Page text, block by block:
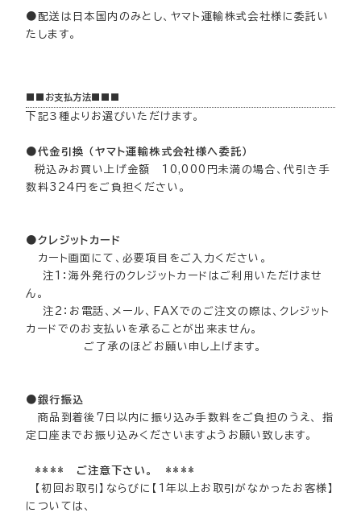
●配送は日本国内のみとし、ヤマト運輸株式会社様に委託い
たします。
■■お支払方法■■■
下記３種よりお選びいただけます。
●代金引換 （ヤマト運輸株式会社様へ委託）
税込みお買い上げ金額 10,000円未満の場合、代引き手
数料324円をご負担ください。
●クレジットカード
カート画面にて、必要項目をご入力ください。
注1：海外発行のクレジットカードはご利用いただけませ
ん。
注2：お電話、メール、FAXでのご注文の際は、クレジット
カードでのお支払いを承ることが出来ません。
ご了承のほどお願い申し上げます。
●銀行振込
商品到着後7日以内に振り込み手数料をご負担のうえ、 指
定口座までお振り込みくださいますようお願い致します。
**** ご注意下さい。 ****
【初回お取引】ならびに【1年以上お取引がなかったお客様】
については、